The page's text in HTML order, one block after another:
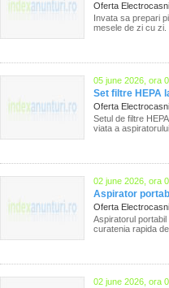
Oferta
Invata sa prepari
mesele de zi cu zi.
05 june 2026, ora
Set filtre HEPA
Oferta
Setul de filtre
viata a
02 june 2026, ora
Aspirator
Oferta
Aspiratorul
curatenia rapida
02 june 2026, ora